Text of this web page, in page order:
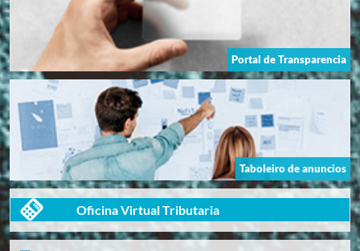
Portal de Transparencia
Taboleiro de anuncios
Oficina Virtual Tributaria